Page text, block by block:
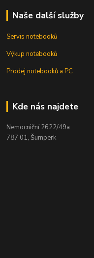
Naše další služby
Servis notebooků
Výkup notebooků
Prodej notebooků a PC
Kde nás najdete
Nemocniční 2622/49a
787 01, Šumperk